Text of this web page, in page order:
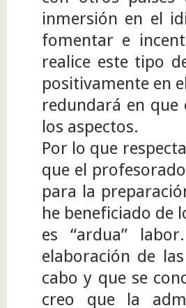
inmersión en el
fomentar e
realice este tipo
positivamente en
redundará en
los aspectos.
Por lo que
que el
para la
he beneficiado de
es “ardua”
elaboración de
cabo y que se
creo que la